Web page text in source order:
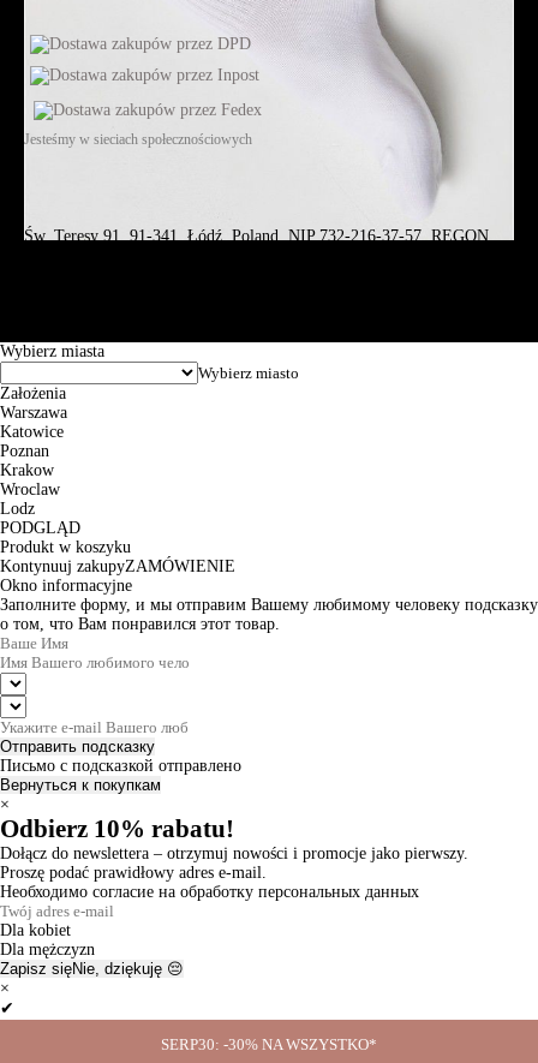
SERP30: -30% NA WSZYSTKO*
Jesteśmy w sieciach społecznościowych
Św. Teresy 91, 91-341, Łódź, Poland, NIP 732-216-37-57, REGON
Wybierz miasta
Założenia
Warszawa
Katowice
Poznan
Krakow
Wroclaw
Lodz
PODGLĄD
Produkt w koszyku
Kontynuuj zakupyZAMÓWIENIE
Okno informacyjne
Заполните форму, и мы отправим Вашему любимому человеку подсказку
о том, что Вам понравился этот товар.
Отправить подсказку
Письмо с подсказкой отправлено
Вернуться к покупкам
×
Odbierz 10% rabatu!
Dołącz do newslettera – otrzymuj nowości i promocje jako pierwszy.
Proszę podać prawidłowy adres e-mail.
Необходимо согласие на обработку персональных данных
Dla kobiet
Dla mężczyzn
Zapisz sięNie, dziękuję 😔
×
✔
Thanks for the subscription!